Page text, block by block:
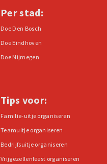
Per stad:
Doe Den Bosch
Doe Eindhoven
Doe Nijmegen
Tips voor:
Familie-uitje organiseren
Teamuitje organiseren
Bedrijfsuitje organiseren
Vrijgezellenfeest organiseren